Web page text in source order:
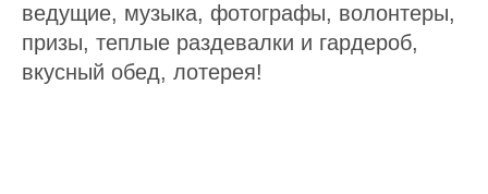
ведущие, музыка, фотографы, волонтеры,
призы, теплые раздевалки и гардероб,
вкусный обед, лотерея!